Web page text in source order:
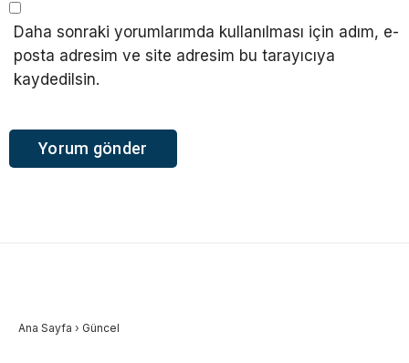
Daha sonraki yorumlarımda kullanılması için adım, e-
posta adresim ve site adresim bu tarayıcıya
kaydedilsin.
Ana Sayfa › Güncel